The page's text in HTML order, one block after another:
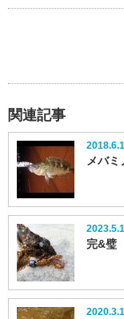
関連記事
メバミ
完&璧